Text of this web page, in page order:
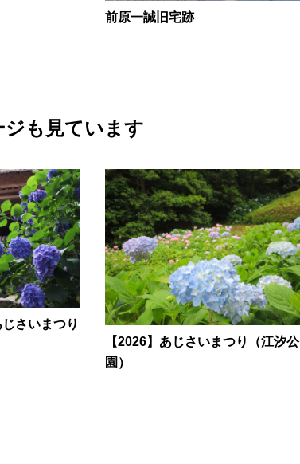
前原一誠旧宅跡
ジも見ています
さいまつり
【2026】あじさいまつり（江汐公
園）